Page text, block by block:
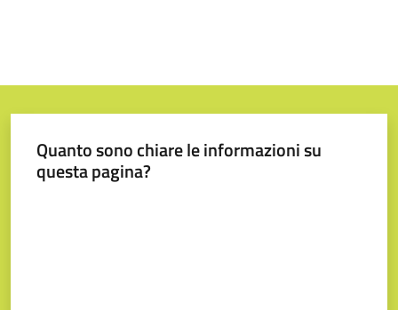
Quanto sono chiare le informazioni su
questa pagina?